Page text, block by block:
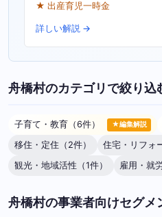
★ 出産育児一時金
詳しい解説 →
舟橋村のカテゴリで絞り込
子育て・教育（6件） ★編集解説
移住・定住（2件）
住宅・リフォ
観光・地域活性（1件）
雇用・就
舟橋村の事業者向けセグメ